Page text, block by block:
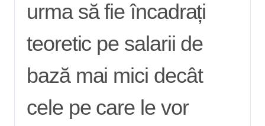
urma să fie încadrați
teoretic pe salarii de
bază mai mici decât
cele pe care le vor